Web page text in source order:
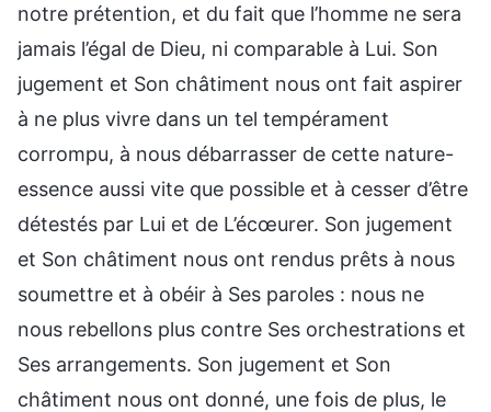
notre prétention, et du fait que l’homme ne sera
jamais l’égal de Dieu, ni comparable à Lui. Son
jugement et Son châtiment nous ont fait aspirer
à ne plus vivre dans un tel tempérament
corrompu, à nous débarrasser de cette nature-
essence aussi vite que possible et à cesser d’être
détestés par Lui et de L’écœurer. Son jugement
et Son châtiment nous ont rendus prêts à nous
soumettre et à obéir à Ses paroles : nous ne
nous rebellons plus contre Ses orchestrations et
Ses arrangements. Son jugement et Son
châtiment nous ont donné, une fois de plus, le